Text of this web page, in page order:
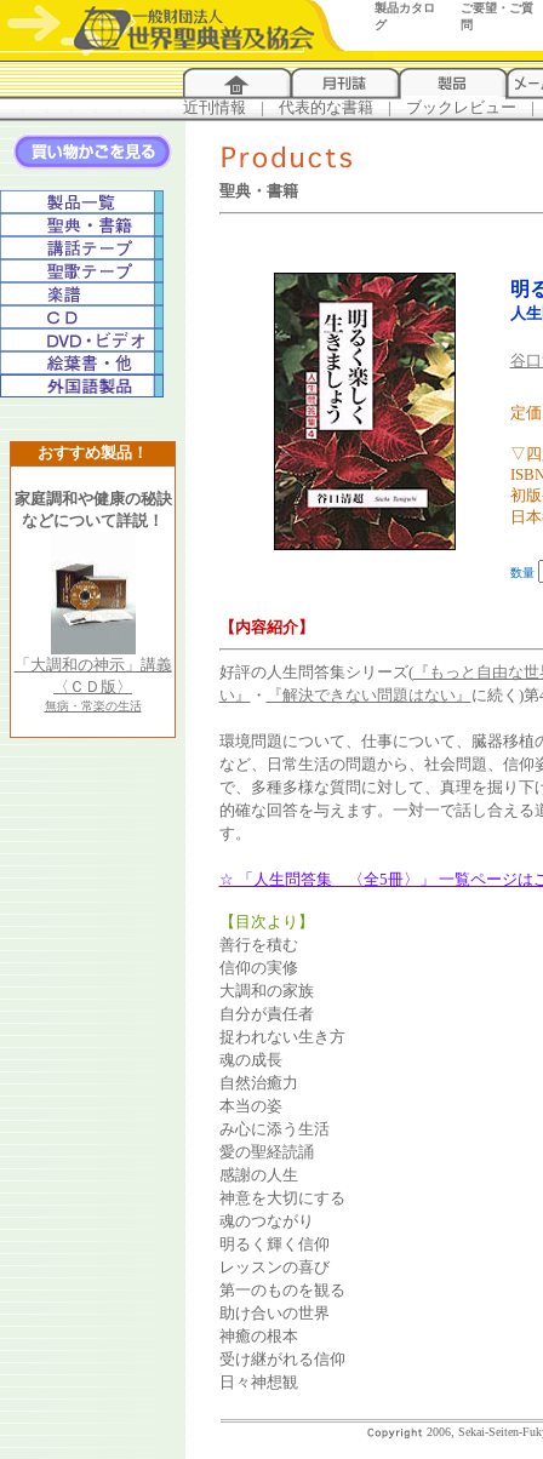
製品カタロ
グ
ご要望・ご質
問
近刊情報 | 代表的な書籍 | ブックレビュー |
おすすめ製品！
家庭調和や健康の秘訣
などについて詳説！
「大調和の神示」講義
〈ＣＤ版〉
無病・常楽の生活
聖典・書籍
明
人
谷
定
▽四
初
日
数量
【内容紹介】
好評の人生問答集シリーズ(『もっと自由な
い』
・ 『解決できない問題はない』 に続く)第
環境問題について、仕事について、臓器移
など、日常生活の問題から、社会問題、信
で、多種多様な質問に対して、真理を掘り
的確な回答を与えます。一対一で話し合え
す。
☆ 「人生問答集 〈全5冊〉」 一覧ページは
【目次より】
善行を積む
信仰の実修
大調和の家族
自分が責任者
捉われない生き方
魂の成長
自然治癒力
本当の姿
み心に添う生活
愛の聖経読誦
感謝の人生
神意を大切にする
魂のつながり
明るく輝く信仰
レッスンの喜び
第一のものを観る
助け合いの世界
神癒の根本
受け継がれる信仰
日々神想観
2006, Sekai-Seiten-